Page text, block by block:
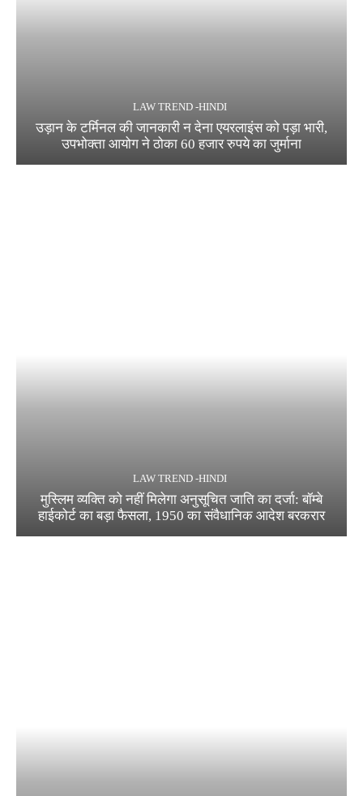
LAW TREND -HINDI
उड़ान के टर्मिनल की जानकारी न देना एयरलाइंस को पड़ा भारी,
उपभोक्ता आयोग ने ठोका 60 हजार रुपये का जुर्माना
LAW TREND -HINDI
मुस्लिम व्यक्ति को नहीं मिलेगा अनुसूचित जाति का दर्जा: बॉम्बे
हाईकोर्ट का बड़ा फैसला, 1950 का संवैधानिक आदेश बरकरार